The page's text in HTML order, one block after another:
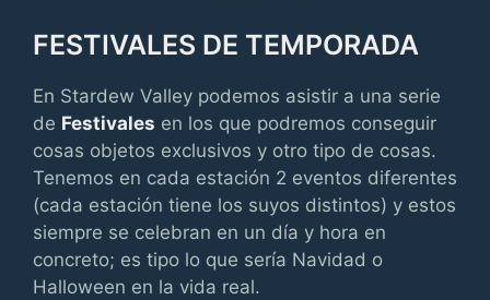
FESTIVALES DE TEMPORADA
En Stardew Valley podemos asistir a una serie
de Festivales en los que podremos conseguir
cosas objetos exclusivos y otro tipo de cosas.
Tenemos en cada estación 2 eventos diferentes
(cada estación tiene los suyos distintos) y estos
siempre se celebran en un día y hora en
concreto; es tipo lo que sería Navidad o
Halloween en la vida real.